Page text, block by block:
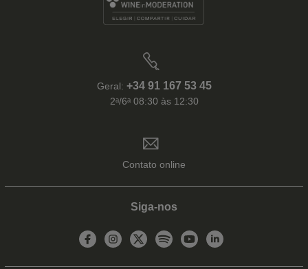
Geral: +34 91 167 53 45
2ᵃ/6ᵃ 08:30 às 12:30
Contato online
Siga-nos